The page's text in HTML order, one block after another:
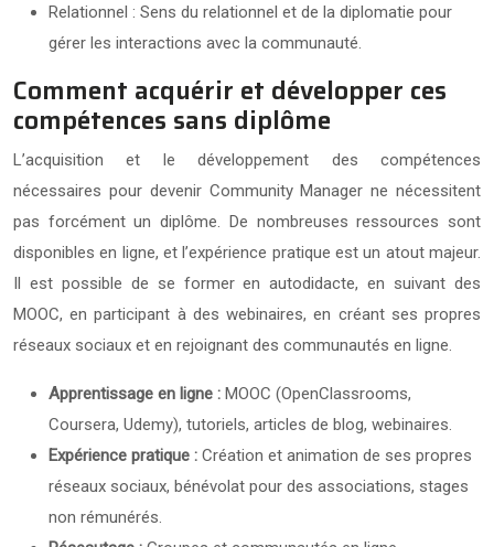
Relationnel : Sens du relationnel et de la diplomatie pour
gérer les interactions avec la communauté.
Comment acquérir et développer ces
compétences sans diplôme
L’acquisition et le développement des compétences
nécessaires pour devenir Community Manager ne nécessitent
pas forcément un diplôme. De nombreuses ressources sont
disponibles en ligne, et l’expérience pratique est un atout majeur.
Il est possible de se former en autodidacte, en suivant des
MOOC, en participant à des webinaires, en créant ses propres
réseaux sociaux et en rejoignant des communautés en ligne.
Apprentissage en ligne : MOOC (OpenClassrooms,
Coursera, Udemy), tutoriels, articles de blog, webinaires.
Expérience pratique : Création et animation de ses propres
réseaux sociaux, bénévolat pour des associations, stages
non rémunérés.